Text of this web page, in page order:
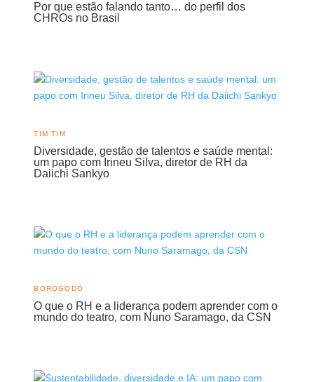
Por que estão falando tanto… do perfil dos
CHROs no Brasil
Diversidade, gestão de talentos e saúde mental:
um papo com Irineu Silva, diretor de RH da
Daiichi Sankyo
TIM TIM
O que o RH e a liderança podem aprender com o
mundo do teatro, com Nuno Saramago, da CSN
BOROGODÓ